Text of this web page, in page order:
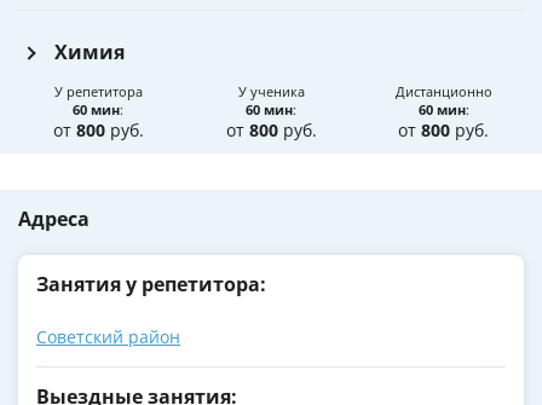
Химия
У репетитора
60 мин:
от 800руб.
У ученика
60 мин:
от 800руб.
Дистанционно
60 мин:
от800 руб.
Адреса
Занятия у репетитора:
Советский район
Выездные занятия: